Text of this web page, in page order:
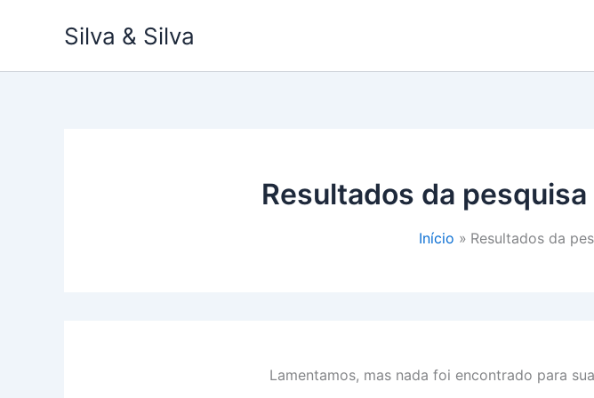
Silva & Silva
Resultados da pesquisa
Início Resultados da
Lamentamos, mas nada foi encontrado para